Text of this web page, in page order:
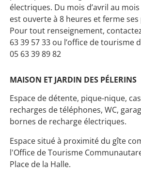
électriques. Du mois d’avril au
est ouverte à 8 heures et ferme ses
Pour tout renseignement,
63 39 57 33 ou l’office de tourisme
05 63 39 89 82
MAISON ET JARDIN DES PÉLERINS
Espace de détente, pique-nique,
recharges de téléphones, WC,
bornes de recharge électriques.
Espace situé à proximité du gîte
l'Office de Tourisme
Place de la Halle.